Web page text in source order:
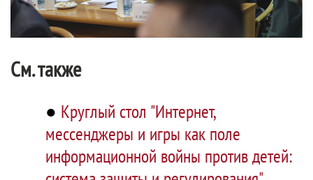
См. также
● Круглый стол "Интернет,
мессенджеры и игры как поле
информационной войны против детей: